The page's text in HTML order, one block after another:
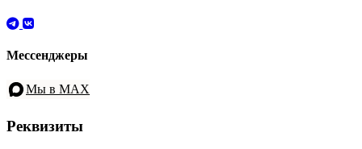
Мессенджеры
Мы в MAX
Реквизиты